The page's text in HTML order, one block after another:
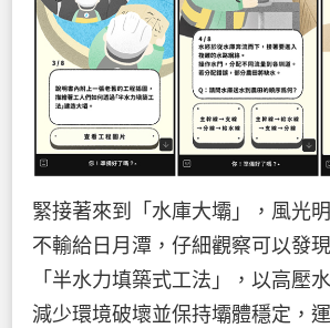
緊接著來到「水庫大壩」，風光
不輸給日月潭，仔細觀察可以發
「半水力填築式工法」，以高壓
減少環境破壞並保持壩體穩定，